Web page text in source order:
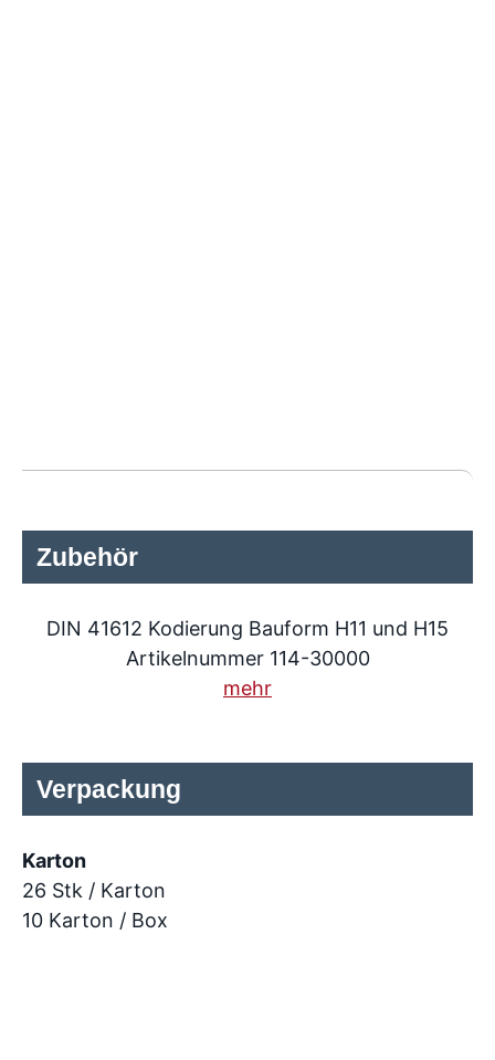
Zubehör
DIN 41612 Kodierung Bauform H11 und H15
Artikelnummer 114-30000
mehr
Verpackung
Karton
26 Stk / Karton
10 Karton / Box